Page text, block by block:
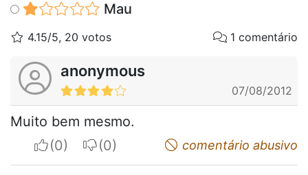
Mau
4.15/5, 20 votos 1 comentário
anonymous
07/08/2012
Muito bem mesmo.
I apreciateI do not appreciatecomentário abusivo